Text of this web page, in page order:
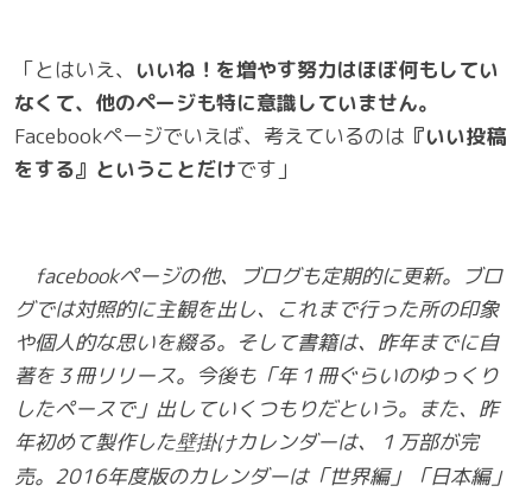
「とはいえ、 いいね！を増やす努力はほぼ何もしてい
なくて、他のページも特に意識していません。
Facebookページでいえば、考えているのは 『いい投稿
をする』ということだけです」
facebookページの他、ブログも定期的に更新。ブロ
グでは対照的に主観を出し、これまで行った所の印象
や個人的な思いを綴る。そして書籍は、昨年までに自
著を３冊リリース。今後も「年１冊ぐらいのゆっくり
したペースで」出していくつもりだという。 また、昨
年初めて製作した壁掛けカレンダーは、
１万部が完
売。2016年度版のカレンダーは「世界編」「日本編」